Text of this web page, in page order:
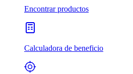
Encontrar productos
Calculadora de beneficio